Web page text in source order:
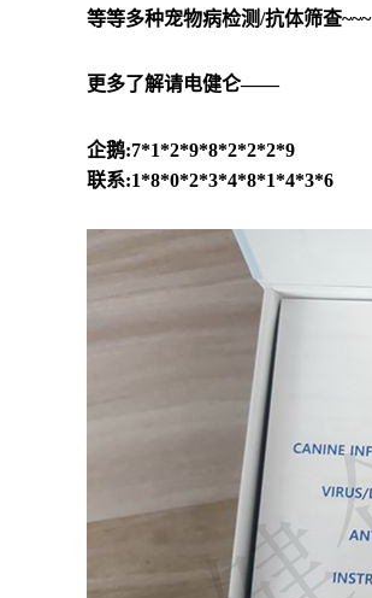
等等多种宠物病检测/抗体筛查~~~
更多了解请电健仑——
企鹅:7*1*2*9*8*2*2*2*9
联系:1*8*0*2*3*4*8*1*4*3*6